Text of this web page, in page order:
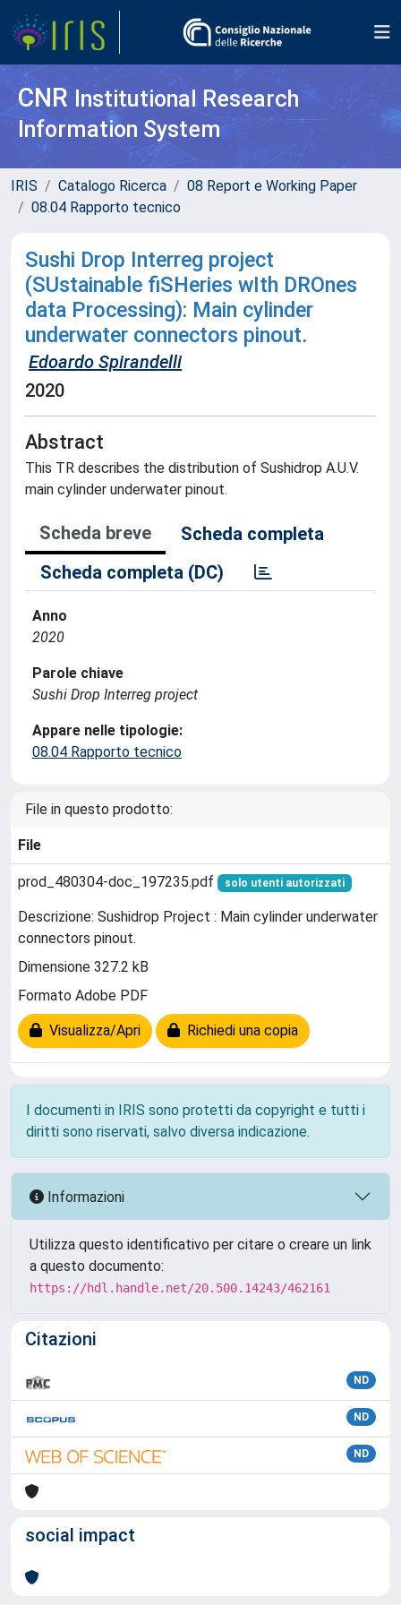
CNR Institutional Research
Information System
IRIS Catalogo Ricerca
08 Report e Working Paper
08.04 Rapporto tecnico
Sushi Drop Interreg project
(SUstainable fiSHeries wIth DROnes
data Processing): Main cylinder
underwater connectors pinout.
Edoardo Spirandelli
2020
Abstract
This TR describes the distribution of Sushidrop A.U.V.
main cylinder underwater pinout.
Scheda breve
Scheda completa
Scheda completa (DC)
Anno
2020
Parole chiave
Sushi Drop Interreg project
Appare nelle tipologie:
08.04 Rapporto tecnico
File in questo prodotto:
File
prod_480304-doc_197235.pdf solo utenti autorizzati
Descrizione: Sushidrop Project : Main cylinder underwater
connectors pinout.
Dimensione 327.2 kB
Formato Adobe PDF
Visualizza/Apri Richiedi una copia
I documenti in IRIS sono protetti da copyright e tutti i
diritti sono riservati, salvo diversa indicazione.
Informazioni
Utilizza questo identificativo per citare o creare un link
a questo documento:
https://hdl.handle.net/20.500.14243/462161
Citazioni
ND
ND
ND
social impact